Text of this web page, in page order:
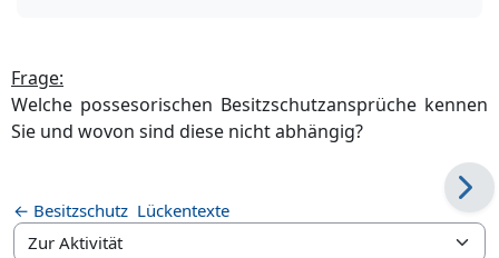
Frage:
Welche possesorischen Besitzschutzansprüche kennen
Sie und wovon sind diese nicht abhängig?
← Besitzschutz ­ Lückentexte
Zur Aktivität